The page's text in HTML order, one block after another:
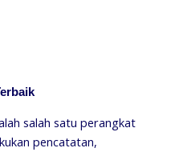
salah satu perangkat
pencatatan,